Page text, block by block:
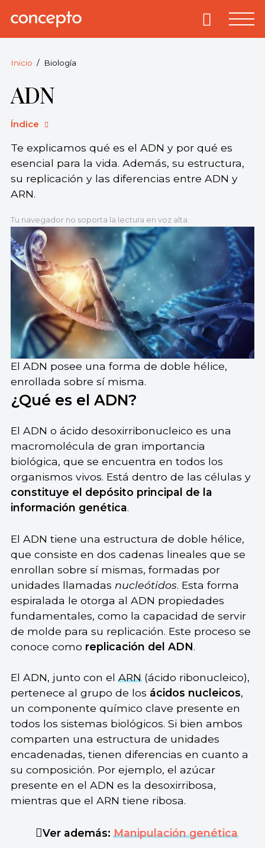
Concepto.
derechos
reservados.
Primary
Inicio Biología
ADN
Índice
Te explicamos qué es el ADN y por qué es
esencial para la vida. Además, su estructura,
su replicación y las diferencias entre ADN y
ARN.
Tu navegador no soporta la lectura en voz alta.
El ADN posee una forma de doble hélice,
enrollada sobre sí misma.
¿Qué es el ADN?
El ADN o ácido desoxirribonucleico es una
macromolécula de gran importancia
biológica, que se encuentra en todos los
organismos vivos. Está dentro de las células y
constituye el depósito principal de la
información genética.
El ADN tiene una estructura de doble hélice,
que consiste en dos cadenas lineales que se
enrollan sobre sí mismas, formadas por
unidades llamadas nucleótidos. Esta forma
espiralada le otorga al ADN propiedades
fundamentales, como la capacidad de servir
de molde para su replicación. Este proceso se
conoce como replicación del ADN.
El ADN, junto con elARN(ácido ribonucleico),
pertenece al grupo de los ácidos nucleicos,
un componente químico clave presente en
todos los sistemas biológicos. Si bien ambos
comparten una estructura de unidades
encadenadas, tienen diferencias en cuanto a
su composición. Por ejemplo, el azúcar
presente en el ADN es la desoxirribosa,
mientras que el ARN tiene ribosa.
Ver además:Manipulación genética